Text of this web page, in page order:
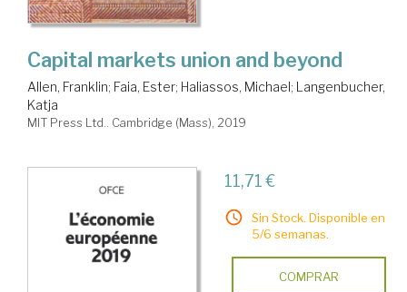
Capital markets union and beyond
Allen, Franklin; Faia, Ester; Haliassos, Michael; Langenbucher,
Katja
MIT Press Ltd.. Cambridge (Mass), 2019
11,71 €
Sin Stock. Disponible en
5/6 semanas.
COMPRAR